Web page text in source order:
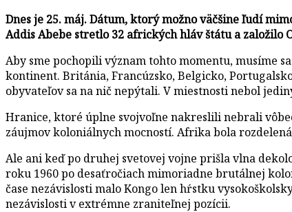
Dnes je 25. máj. Dátum, ktorý možno väčšine ľudí
Addis Abebe stretlo 32 afrických hláv štátu a založilo
Aby sme pochopili význam tohto momentu, musíme
kontinent. Británia, Francúzsko, Belgicko,
obyvateľov sa na nič nepýtali. V miestnosti nebol
Hranice, ktoré úplne svojvoľne nakreslili nebrali
záujmov koloniálnych mocností. Afrika bola
Ale ani keď po druhej svetovej vojne prišla vlna
roku 1960 po desaťročiach mimoriadne brutálnej
čase nezávislosti malo Kongo len hŕstku
nezávislosti v extrémne zraniteľnej pozícii.